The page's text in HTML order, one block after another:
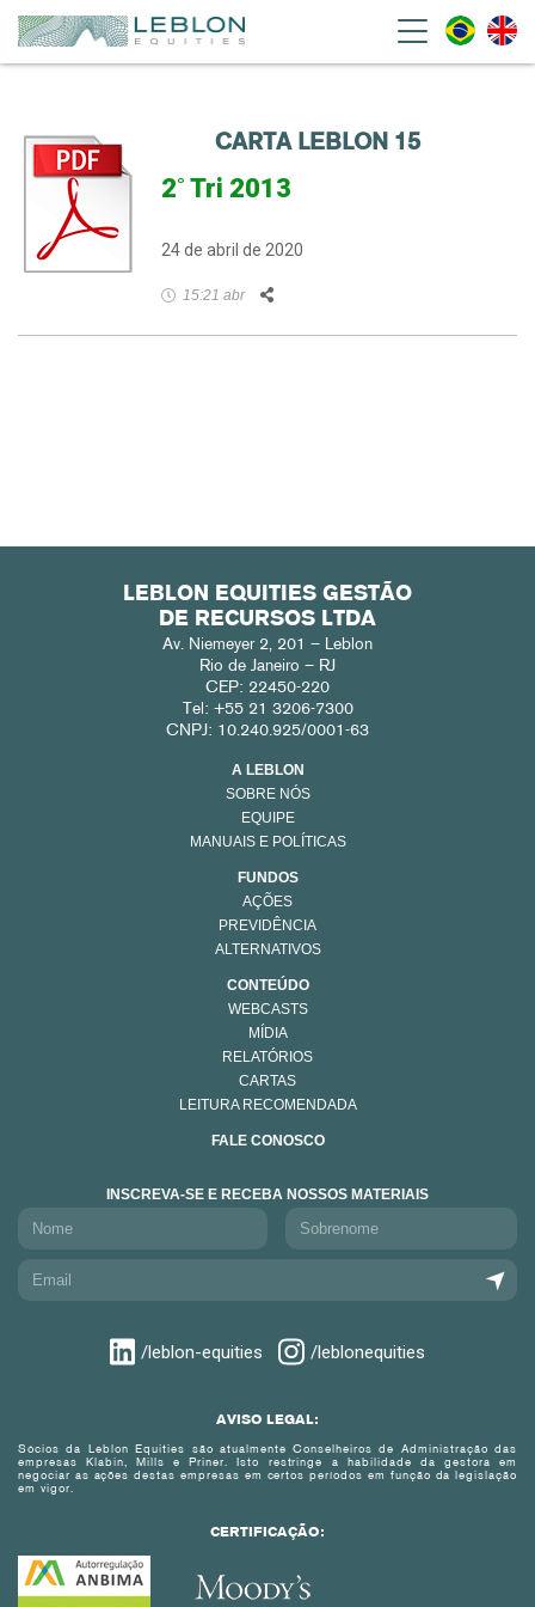
CARTA LEBLON 15
2˚ Tri 2013
24 de abril de 2020
15:21 abr
LEBLON EQUITIES GESTÃO
DE RECURSOS LTDA
Av. Niemeyer 2, 201 – Leblon
Rio de Janeiro – RJ
CEP: 22450-220
Tel: +55 21 3206-7300
CNPJ: 10.240.925/0001-63
A LEBLON
SOBRE NÓS
EQUIPE
MANUAIS E POLÍTICAS
FUNDOS
AÇÕES
PREVIDÊNCIA
ALTERNATIVOS
CONTEÚDO
WEBCASTS
MÍDIA
RELATÓRIOS
CARTAS
LEITURA RECOMENDADA
FALE CONOSCO
INSCREVA-SE E RECEBA NOSSOS MATERIAIS
/leblon-equities /leblonequities
AVISO LEGAL:
Sócios da Leblon Equities são atualmente Conselheiros de Administração das
empresas Klabin, Mills e Priner. Isto restringe a habilidade da gestora em
negociar as ações destas empresas em certos períodos em função da legislação
em vigor.
CERTIFICAÇÃO: